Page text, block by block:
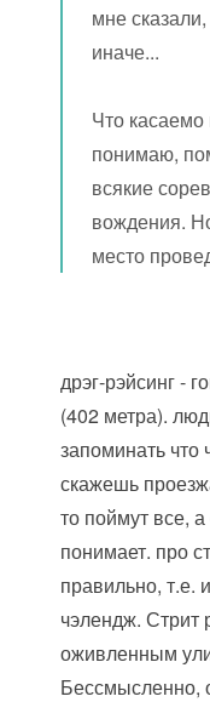
мне
иначе...
Что касаемо
понимаю,
всякие
вождения.
место
дрэг-рэйсинг -
(402 метра).
запоминать что
скажешь
то поймут все, а
понимает. про
правильно, т.е.
чэлендж. Стрит
оживленным
Бессмысленно,